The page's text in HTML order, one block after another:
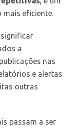
eficiente.
a
nas
e alertas
outras
passam a ser